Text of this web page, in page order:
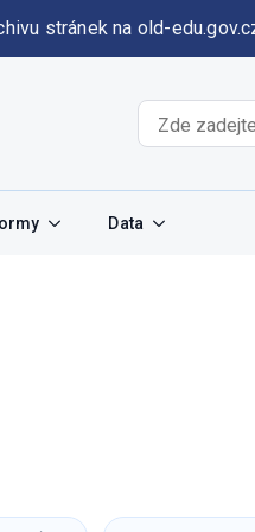
stránek na old-
Data